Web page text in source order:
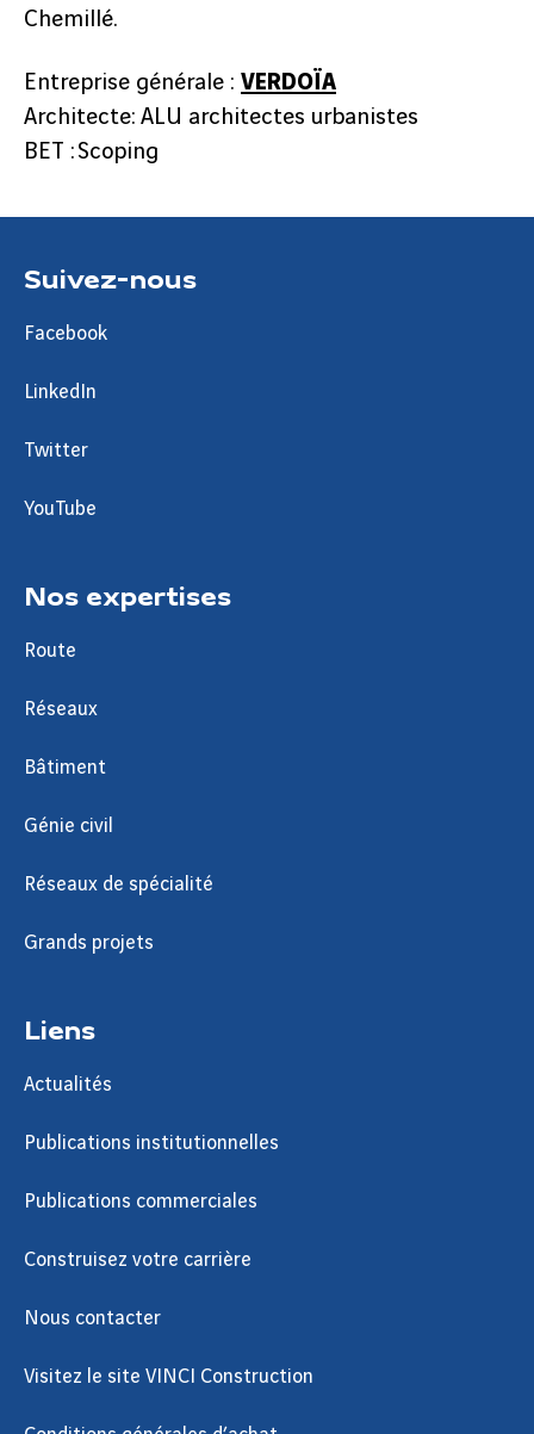
Chemillé.
Entreprise générale : VERDOÏA
Architecte: ALU architectes urbanistes
BET : Scoping
Suivez-nous
Facebook
LinkedIn
Twitter
YouTube
Nos expertises
Route
Réseaux
Bâtiment
Génie civil
Réseaux de spécialité
Grands projets
Liens
Actualités
Publications institutionnelles
Publications commerciales
Construisez votre carrière
Nous contacter
Visitez le site VINCI Construction